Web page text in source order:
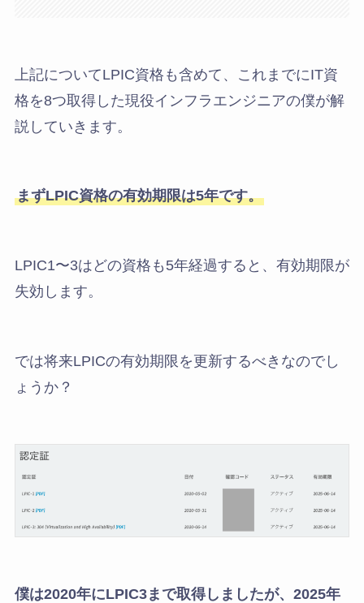
上記についてLPIC資格も含めて、これまでにIT資
格を8つ取得した現役インフラエンジニアの僕が解
説していきます。
まずLPIC資格の有効期限は5年です。
LPIC1〜3はどの資格も5年経過すると、有効期限が
失効します。
では将来LPICの有効期限を更新するべきなのでし
ょうか？
僕は2020年にLPIC3まで取得しましたが、2025年